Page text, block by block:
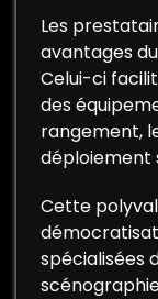
Les
avantages du
Celui-ci
des
rangement,
déploiement
Cette
spécialisées